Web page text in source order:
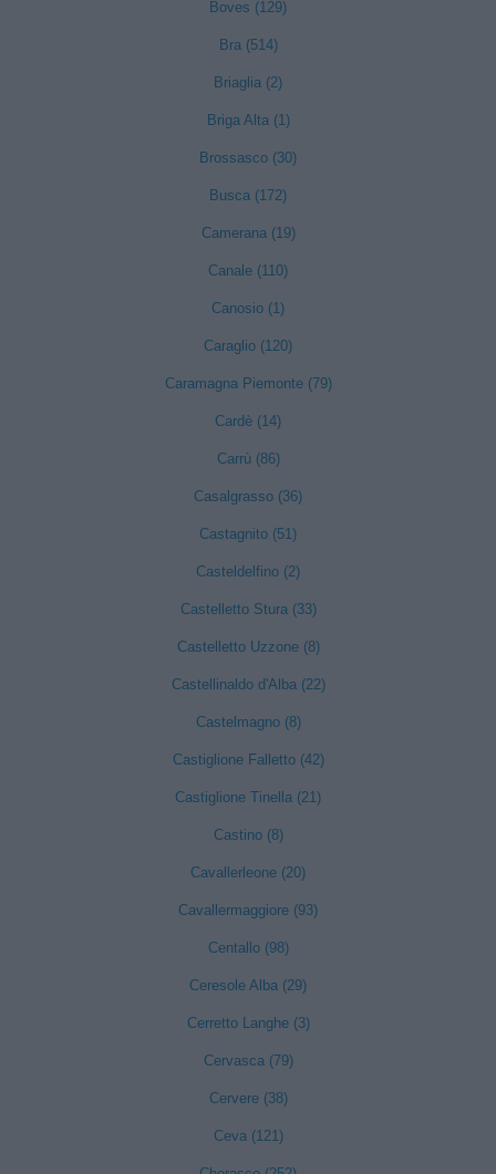
Boves (129)
Bra (514)
Briaglia (2)
Briga Alta (1)
Brossasco (30)
Busca (172)
Camerana (19)
Canale (110)
Canosio (1)
Caraglio (120)
Caramagna Piemonte (79)
Cardè (14)
Carrù (86)
Casalgrasso (36)
Castagnito (51)
Casteldelfino (2)
Castelletto Stura (33)
Castelletto Uzzone (8)
Castellinaldo d'Alba (22)
Castelmagno (8)
Castiglione Falletto (42)
Castiglione Tinella (21)
Castino (8)
Cavallerleone (20)
Cavallermaggiore (93)
Centallo (98)
Ceresole Alba (29)
Cerretto Langhe (3)
Cervasca (79)
Cervere (38)
Ceva (121)